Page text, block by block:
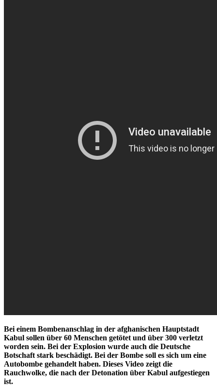
Bei einem Bombenanschlag in der afghanischen Hauptstadt
Kabul sollen über 60 Menschen getötet und über 300 verletzt
worden sein. Bei der Explosion wurde auch die Deutsche
Botschaft stark beschädigt. Bei der Bombe soll es sich um eine
Autobombe gehandelt haben. Dieses Video zeigt die
Rauchwolke, die nach der Detonation über Kabul aufgestiegen
ist.